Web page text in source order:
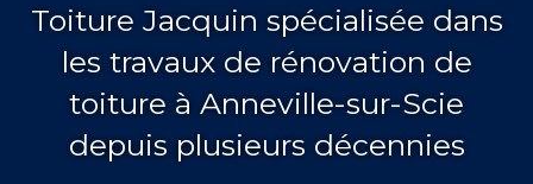
Toiture Jacquin spécialisée dans
les travaux de rénovation de
toiture à Anneville-sur-Scie
depuis plusieurs décennies